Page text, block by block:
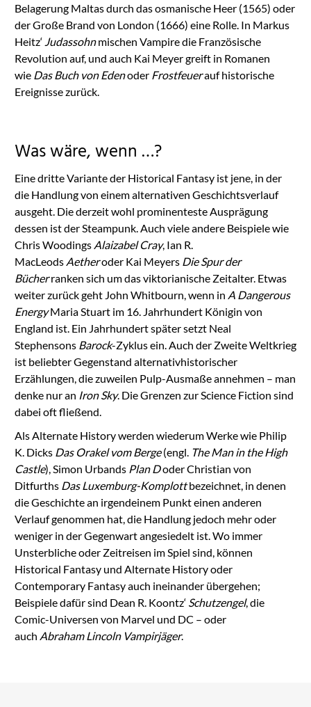
Belagerung Maltas durch das osmanische Heer (1565) oder
der Große Brand von London (1666) eine Rolle. In Markus
Heitz‘ Judassohnmischen Vampire die Französische
Revolution auf, und auch Kai Meyer greift in Romanen
wie Das Buch von Edenoder Frostfeuerauf historische
Ereignisse zurück.
Was wäre, wenn …?
Eine dritte Variante der Historical Fantasy ist jene, in der
die Handlung von einem alternativen Geschichtsverlauf
ausgeht. Die derzeit wohl prominenteste Ausprägung
dessen ist der Steampunk. Auch viele andere Beispiele wie
Chris Woodings Alaizabel Cray, Ian R.
MacLeods Aetheroder Kai Meyers Die Spur der
Bücherranken sich um das viktorianische Zeitalter. Etwas
weiter zurück geht John Whitbourn, wenn in A Dangerous
EnergyMaria Stuart im 16. Jahrhundert Königin von
England ist. Ein Jahrhundert später setzt Neal
Stephensons Barock-Zyklus ein. Auch der Zweite Weltkrieg
ist beliebter Gegenstand alternativhistorischer
Erzählungen, die zuweilen Pulp-Ausmaße annehmen – man
denke nur an Iron Sky. Die Grenzen zur Science Fiction sind
dabei oft fließend.
Als Alternate History werden wiederum Werke wie Philip
K. Dicks Das Orakel vom Berge(engl. The Man in the High
Castle), Simon Urbands Plan Doder Christian von
Ditfurths Das Luxemburg-Komplottbezeichnet, in denen
die Geschichte an irgendeinem Punkt einen anderen
Verlauf genommen hat, die Handlung jedoch mehr oder
weniger in der Gegenwart angesiedelt ist. Wo immer
Unsterbliche oder Zeitreisen im Spiel sind, können
Historical Fantasy und Alternate History oder
Contemporary Fantasy auch ineinander übergehen;
Beispiele dafür sind Dean R. Koontz‘ Schutzengel, die
Comic-Universen von Marvel und DC – oder
auch Abraham Lincoln Vampirjäger.